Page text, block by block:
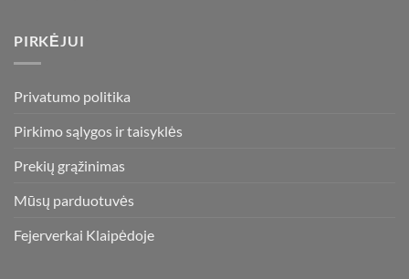
PIRKĖJUI
Privatumo politika
Pirkimo sąlygos ir taisyklės
Prekių grąžinimas
Mūsų parduotuvės
Fejerverkai Klaipėdoje